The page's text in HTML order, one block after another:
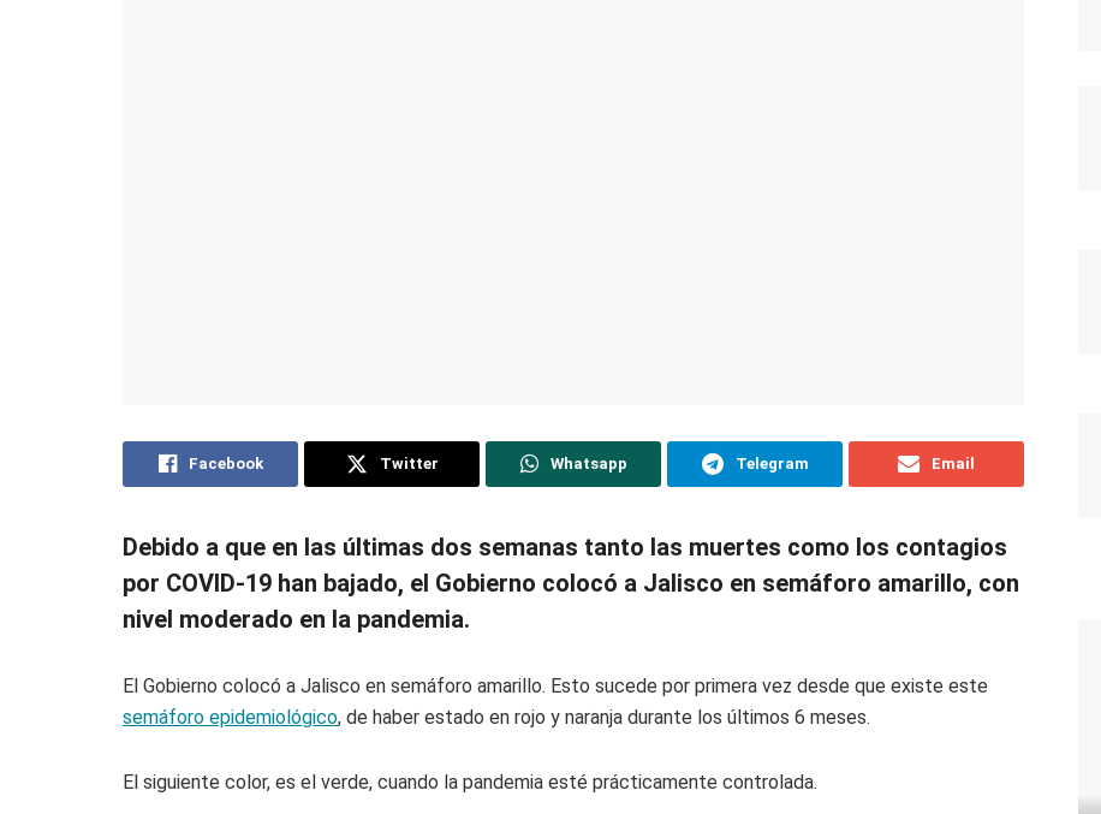
Facebook Twitter Whatsapp Telegram Email
Debido a que en las últimas dos semanas tanto las muertes como los contagios
por COVID-19 han bajado, el Gobierno colocó a Jalisco en semáforo amarillo, con
nivel moderado en la pandemia.
El Gobierno colocó a Jalisco en semáforo amarillo. Esto sucede por primera vez desde que existe este
semáforo epidemiológico, de haber estado en rojo y naranja durante los últimos 6 meses.
El siguiente color, es el verde, cuando la pandemia esté prácticamente controlada.